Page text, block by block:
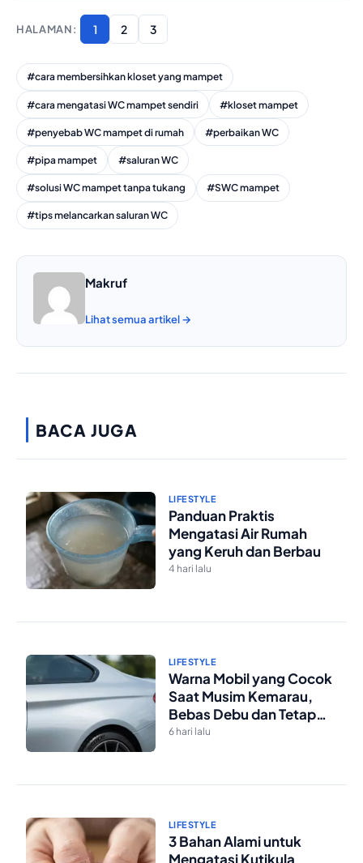
1 2 3
#cara membersihkan kloset yang mampet
#cara mengatasi WC mampet sendiri #kloset mampet
#penyebab WC mampet di rumah #perbaikan WC
#pipa mampet #saluran WC
#solusi WC mampet tanpa tukang #SWC mampet
#tips melancarkan saluran WC
Makruf
Lihat semua artikel →
BACA JUGA
LIFESTYLE
Panduan Praktis
Mengatasi Air Rumah
yang Keruh dan Berbau
4 hari lalu
LIFESTYLE
Warna Mobil yang Cocok
Saat Musim Kemarau,
Bebas Debu dan Tetap
Kelihatan Bersih
6 hari lalu
LIFESTYLE
3 Bahan Alami untuk
Mengatasi Kutikula